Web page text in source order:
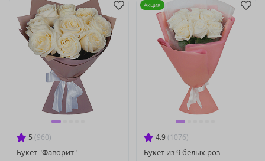
5 (960)
Букет "Фаворит"
4.9 (1076)
Букет из 9 белых роз
Акция